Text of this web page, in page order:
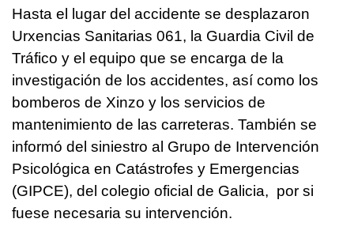
Hasta el lugar del accidente se desplazaron
Urxencias Sanitarias 061, la Guardia Civil de
Tráfico y el equipo que se encarga de la
investigación de los accidentes, así como los
bomberos de Xinzo y los servicios de
mantenimiento de las carreteras. También se
informó del siniestro al Grupo de Intervención
Psicológica en Catástrofes y Emergencias
(GIPCE), del colegio oficial de Galicia, por si
fuese necesaria su intervención.